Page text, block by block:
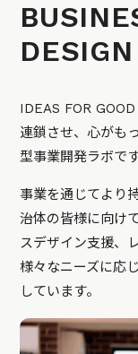
IDEAS FOR
連鎖させ、心がも
型事業開発ラボです
事業を通じてより
治体の皆様に向け
スデザイン支援、
様々なニーズに応
しています。